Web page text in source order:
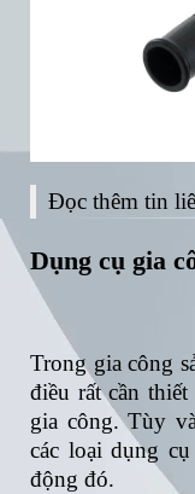
Đọc thêm tin
Dụng cụ gia
Trong gia công
điều rất cần
gia công. Tùy
các loại dụng
động đó.